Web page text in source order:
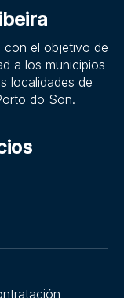
con el objetivo de
a los municipios
localidades de
do Son.